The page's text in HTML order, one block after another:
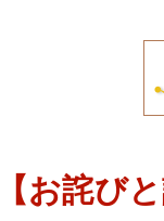
【お詫び